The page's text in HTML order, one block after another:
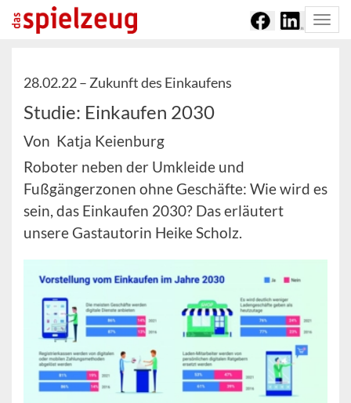
28.02.22 – Zukunft des Einkaufens
Studie: Einkaufen 2030
Von Katja Keienburg
Roboter neben der Umkleide und
Fußgängerzonen ohne Geschäfte: Wie wird es
sein, das Einkaufen 2030? Das erläutert
unsere Gastautorin Heike Scholz.